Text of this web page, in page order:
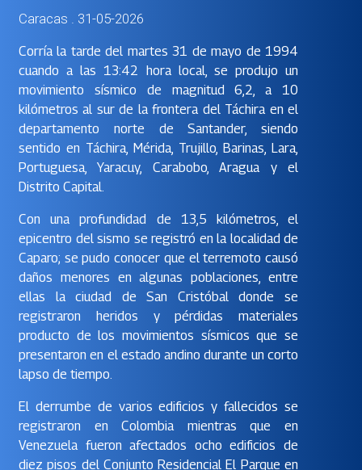
Caracas . 31-05-2026
Corría la tarde del martes 31 de mayo de 1994
cuando a las 13:42 hora local, se produjo un
movimiento sísmico de magnitud 6,2, a 10
kilómetros al sur de la frontera del Táchira en el
departamento norte de Santander, siendo
sentido en Táchira, Mérida, Trujillo, Barinas, Lara,
Portuguesa, Yaracuy, Carabobo, Aragua y el
Distrito Capital.
Con una profundidad de 13,5 kilómetros, el
epicentro del sismo se registró en la localidad de
Caparo; se pudo conocer que el terremoto causó
daños menores en algunas poblaciones, entre
ellas la ciudad de San Cristóbal donde se
registraron heridos y pérdidas materiales
producto de los movimientos sísmicos que se
presentaron en el estado andino durante un corto
lapso de tiempo.
El derrumbe de varios edificios y fallecidos se
registraron en Colombia mientras que en
Venezuela fueron afectados ocho edificios de
diez pisos del Conjunto Residencial El Parque en